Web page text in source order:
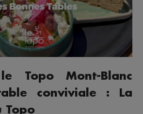
Topo Mont-Blanc
conviviale : La
Topo